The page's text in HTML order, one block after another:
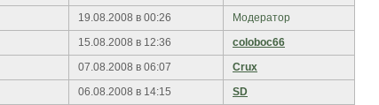
19.08.2008 в 00:26
Модератор
15.08.2008 в 12:36
coloboc66
07.08.2008 в 06:07
Crux
06.08.2008 в 14:15
SD